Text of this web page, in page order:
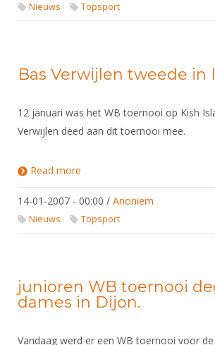
Nieuws Topsport
Bas Verwijlen tweede in
12 januari was het WB toernooi op Kish
Verwijlen deed aan dit toernooi mee.
Read more
14-01-2007 - 00:00 / Anoniem
Nieuws Topsport
junioren WB toernooi
dames in Dijon.
Vandaag werd er een WB toernooi voor